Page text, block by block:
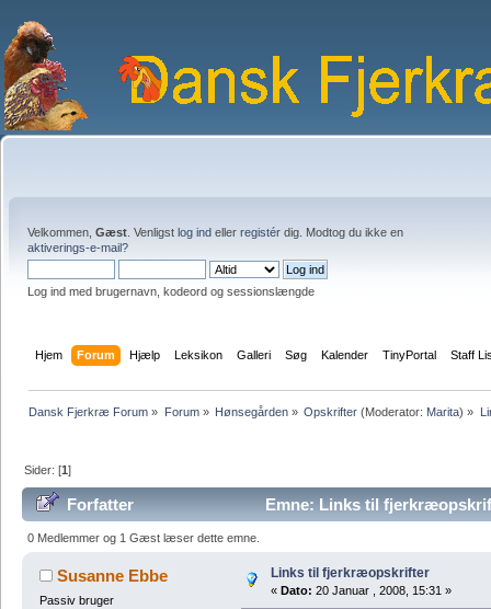
Velkommen, Gæst . Venligst log ind eller registér dig. Modtog du ikke en
aktiverings-e-mail?
Log ind med brugernavn, kodeord og sessionslængde
Hjem Forum Hjælp Leksikon Galleri Søg Kalender TinyPortal Staff
Dansk Fjerkræ Forum » Forum» Hønsegården» Opskrifter (Moderator: Marita) »
Sider: [1]
Forfatter Emne: Links til
0 Medlemmer og 1 Gæst læser dette emne.
Susanne Ebbe
Passiv bruger
Links til fjerkræopskrifter
« Dato: 20 Januar , 2008, 15:31 »